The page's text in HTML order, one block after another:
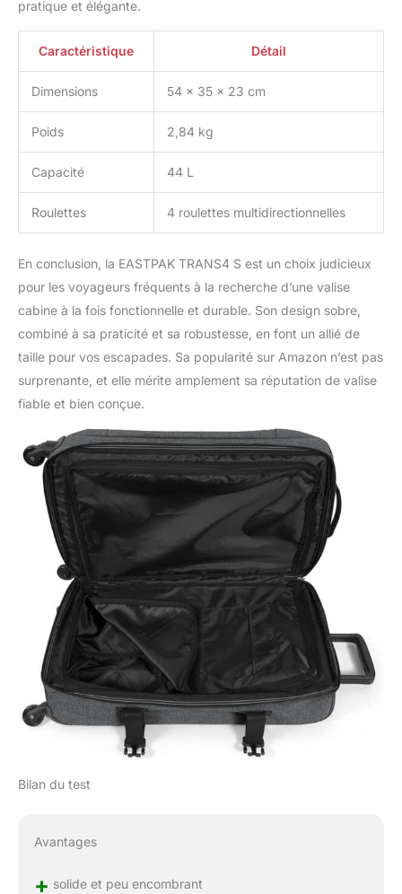
pratique et élégante.
Caractéristique Détail
Dimensions 54 x 35 x 23 cm
Poids 2,84 kg
Capacité 44 L
Roulettes 4 roulettes multidirectionnelles
En conclusion, la EASTPAK TRANS4 S est un choix judicieux
pour les voyageurs fréquents à la recherche d’une valise
cabine à la fois fonctionnelle et durable. Son design sobre,
combiné à sa praticité et sa robustesse, en font un allié de
taille pour vos escapades. Sa popularité sur Amazon n’est pas
surprenante, et elle mérite amplement sa réputation de valise
fiable et bien conçue.
Bilan du test
Avantages
+ solide et peu encombrant